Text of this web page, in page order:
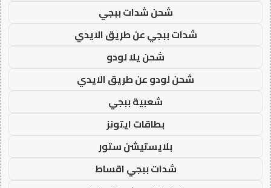
شحن شدات ببجي
شدات ببجي عن طريق الايدي
شحن يلا لودو
شحن لودو عن طريق الايدي
شعبية ببجي
بطاقات ايتونز
بلايستيشن ستور
شدات ببجي اقساط